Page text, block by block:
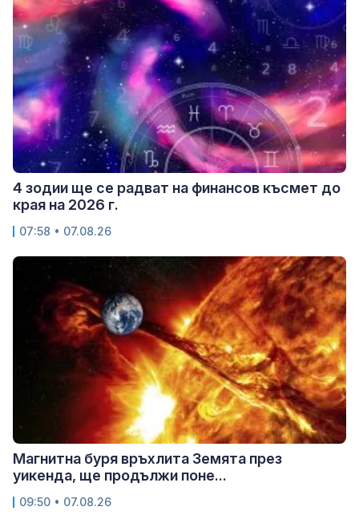
4 зодии ще се радват на финансов късмет до
края на 2026 г.
07:58 • 07.08.26
Магнитна буря връхлита Земята през
уикенда, ще продължи поне...
09:50 • 07.08.26